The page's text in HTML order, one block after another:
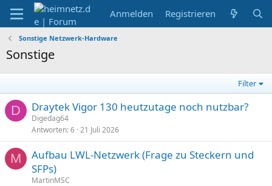
Anmelden Registrieren
Sonstige Netzwerk-Hardware
Sonstige
Filter
D Draytek Vigor 130 heutzutage noch nutzbar?
Digedag64
Antworten 6 21 Juli 2026
M
Aufbau LWL-Netzwerk (Frage zu Steckern und
SFPs)
MartinMSC